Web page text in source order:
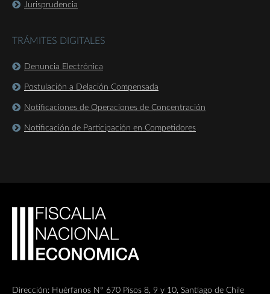
Jurisprudencia
TRÁMITES DIGITALES
Denuncia Electrónica
Postulación a Delación Compensada
Notificaciones de Operaciones de Concentración
Notificación de Participación en Competidores
Dirección: Huérfanos Nº 670 Pisos 8, 9 y 10, Santiago de Chile